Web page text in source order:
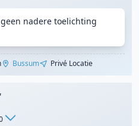
nadere toelichting
Bussum Privé Locatie